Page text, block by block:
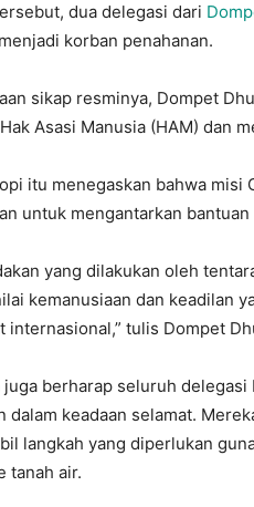
dua delegasi dari
korban penahanan.
sikap resminya, Dompet
Asasi Manusia (HAM) dan
itu menegaskan bahwa
untuk mengantarkan bantuan
yang dilakukan oleh
kemanusiaan dan keadilan
internasional,” tulis Dompet
juga berharap seluruh
dalam keadaan selamat.
langkah yang diperlukan
tanah air.